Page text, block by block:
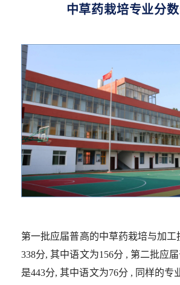
中草药栽培专业分
第一批应届普高的中草药栽培与加工
338分, 其中语文为156分 , 第二批应
是443分, 其中语文为76分 , 同样的专